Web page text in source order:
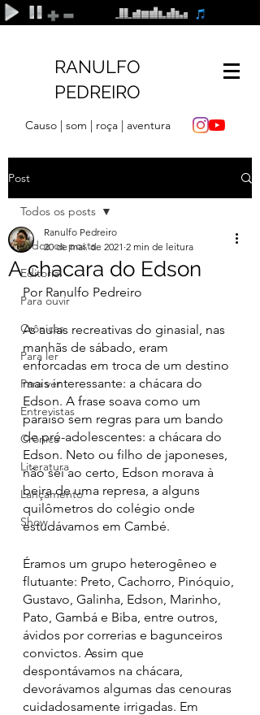
RANULFO
PEDREIRO
Causo | som | roça | aventura
Post
Todos os posts
Editorial
Para ouvir
Crônicas
Para ler
Para ver
Entrevistas
Crônica
Literatura
Lançamento
Show
Todos os posts
A chacara do Edson
Ranulfo Pedreiro
20 de mai. de 2021 2 min de leitura
Por Ranulfo Pedreiro
As aulas recreativas do ginasial, nas
manhãs de sábado, eram
enforcadas em troca de um destino
mais interessante: a chácara do
Edson. A frase soava como um
paraíso sem regras para um bando
de pré-adolescentes: a chácara do
Edson. Neto ou filho de japoneses,
não sei ao certo, Edson morava à
beira de uma represa, a alguns
quilômetros do colégio onde
estudávamos em Cambé.
Éramos um grupo heterogêneo e
flutuante: Preto, Cachorro, Pinóquio,
Gustavo, Galinha, Edson, Marinho,
Pato, Gambá e Biba, entre outros,
ávidos por correrias e bagunceiros
convictos. Assim que
despontávamos na chácara,
devorávamos algumas das cenouras
cuidadosamente irrigadas. Em